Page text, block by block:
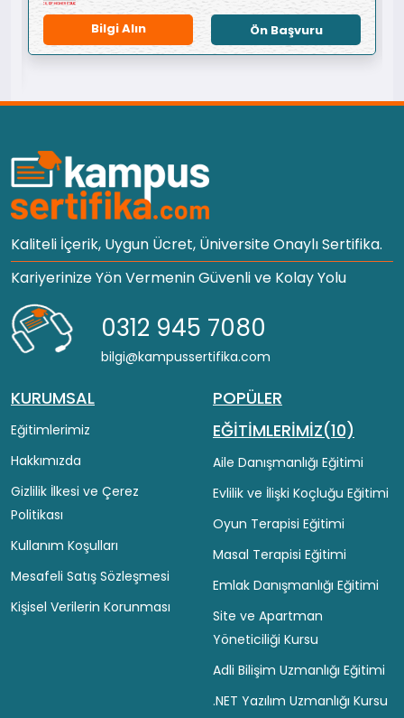
Bilgi Alın Ön Başvuru
Kaliteli İçerik, Uygun Ücret, Üniversite Onaylı Sertifika.
Kariyerinize Yön Vermenin Güvenli ve Kolay Yolu
0312 945 7080
bilgi@kampussertifika.com
KURUMSAL
Eğitimlerimiz
Hakkımızda
Gizlilik İlkesi ve Çerez
Politikası
Kullanım Koşulları
Mesafeli Satış Sözleşmesi
Kişisel Verilerin Korunması
POPÜLER
EĞİTİMLERİMİZ(10)
Aile Danışmanlığı Eğitimi
Evlilik ve İlişki Koçluğu Eğitimi
Oyun Terapisi Eğitimi
Masal Terapisi Eğitimi
Emlak Danışmanlığı Eğitimi
Site ve Apartman
Yöneticiliği Kursu
Adli Bilişim Uzmanlığı Eğitimi
.NET Yazılım Uzmanlığı Kursu